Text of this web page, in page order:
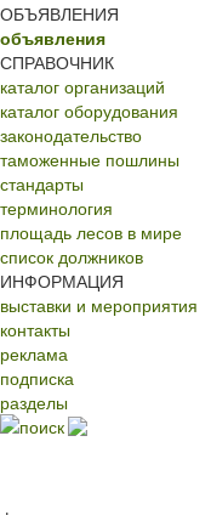
ОБЪЯВЛЕНИЯ
объявления
СПРАВОЧНИК
каталог организаций
каталог оборудования
законодательство
таможенные пошлины
стандарты
терминология
площадь лесов в мире
список должников
ИНФОРМАЦИЯ
выставки и мероприятия
контакты
реклама
подписка
разделы
поиск